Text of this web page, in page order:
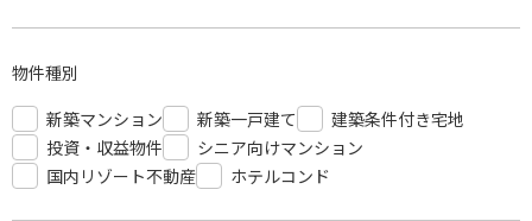
物件種別
新築マンション
新築一戸建て
建築条件付き宅地
投資・収益物件
シニア向けマンション
国内リゾート不動産
ホテルコンド